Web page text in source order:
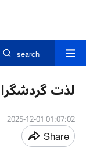
search
لذت
01:07:02 2025-12-01
Share